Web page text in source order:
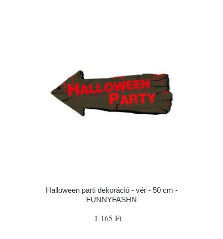
Halloween parti dekoráció - vér - 50 cm -
FUNNYFASHN
1 165 Ft